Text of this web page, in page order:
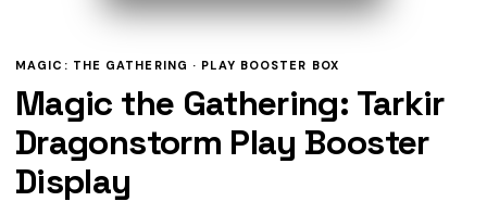
MAGIC: THE GATHERING · PLAY BOOSTER BOX
Magic the Gathering: Tarkir
Dragonstorm Play Booster
Display